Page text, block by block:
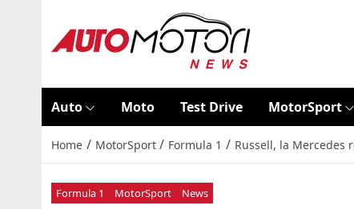
Auto Moto Test Drive MotorSport
Home / MotorSport / Formula 1 / Russell, la Mercedes
Formula 1 MotorSport News